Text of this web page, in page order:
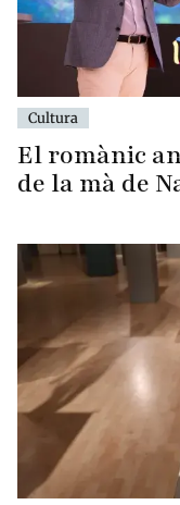
Cultura
El romànic
de la mà de